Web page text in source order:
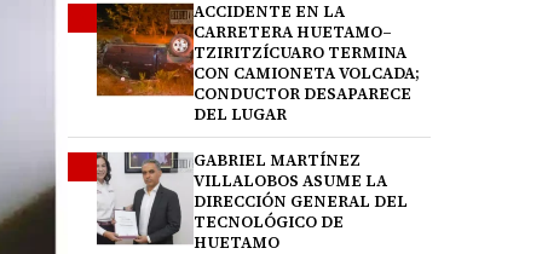
ACCIDENTE EN LA
CARRETERA HUETAMO–
TZIRITZÍCUARO TERMINA
CON CAMIONETA VOLCADA;
CONDUCTOR DESAPARECE
DEL LUGAR
GABRIEL MARTÍNEZ
VILLALOBOS ASUME LA
DIRECCIÓN GENERAL DEL
TECNOLÓGICO DE
HUETAMO